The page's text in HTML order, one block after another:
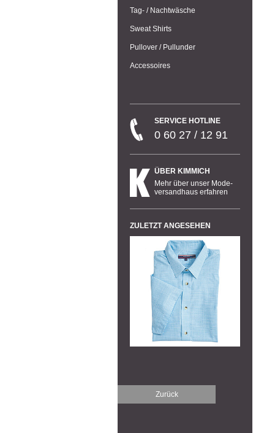
Tag- / Nachtwäsche
Sweat Shirts
Pullover / Pullunder
Accessoires
SERVICE HOTLINE
0 60 27 / 12 91
ÜBER KIMMICH
Mehr über unser Mode-
versandhaus erfahren
ZULETZT ANGESEHEN
Zurück